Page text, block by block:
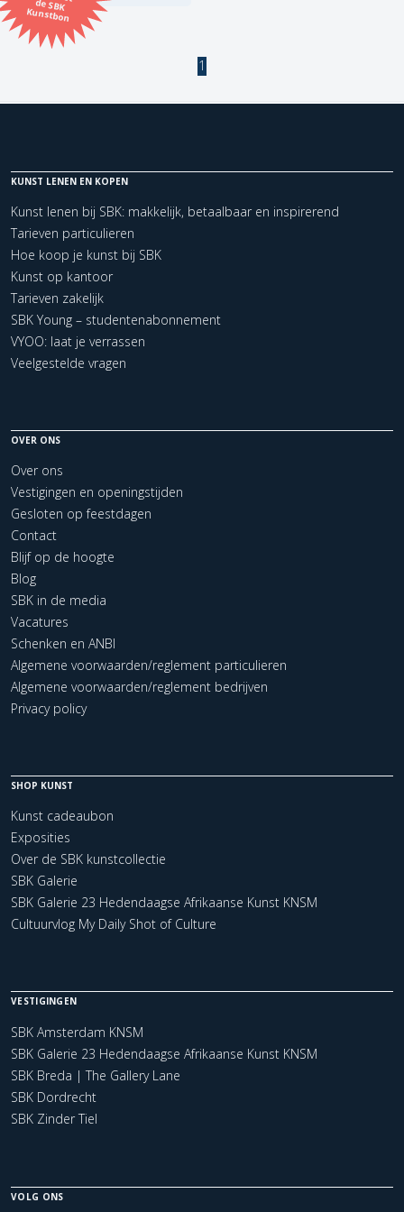
Kunstbon
Kunstenaar
Kerncollectie
1 items. Pagina: 1
1
KUNST LENEN EN KOPEN
Kunst lenen bij SBK: makkelijk, betaalbaar en inspirerend
Tarieven particulieren
Hoe koop je kunst bij SBK
Kunst op kantoor
Tarieven zakelijk
SBK Young – studentenabonnement
VYOO: laat je verrassen
Veelgestelde vragen
OVER ONS
Over ons
Vestigingen en openingstijden
Gesloten op feestdagen
Contact
Blijf op de hoogte
Blog
SBK in de media
Vacatures
Schenken en ANBI
Algemene voorwaarden/reglement particulieren
Algemene voorwaarden/reglement bedrijven
Privacy policy
SHOP KUNST
Kunst cadeaubon
Exposities
Over de SBK kunstcollectie
SBK Galerie
SBK Galerie 23 Hedendaagse Afrikaanse Kunst KNSM
Cultuurvlog My Daily Shot of Culture
VESTIGINGEN
SBK Amsterdam KNSM
SBK Galerie 23 Hedendaagse Afrikaanse Kunst KNSM
SBK Breda | The Gallery Lane
SBK Dordrecht
SBK Zinder Tiel
VOLG ONS